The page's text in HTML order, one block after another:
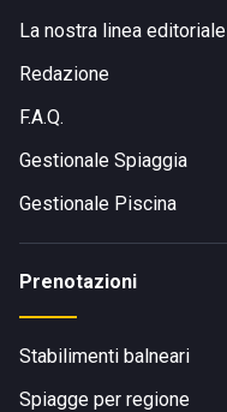
La nostra linea editoriale
Redazione
F.A.Q.
Gestionale Spiaggia
Gestionale Piscina
Prenotazioni
Stabilimenti balneari
Spiagge per regione